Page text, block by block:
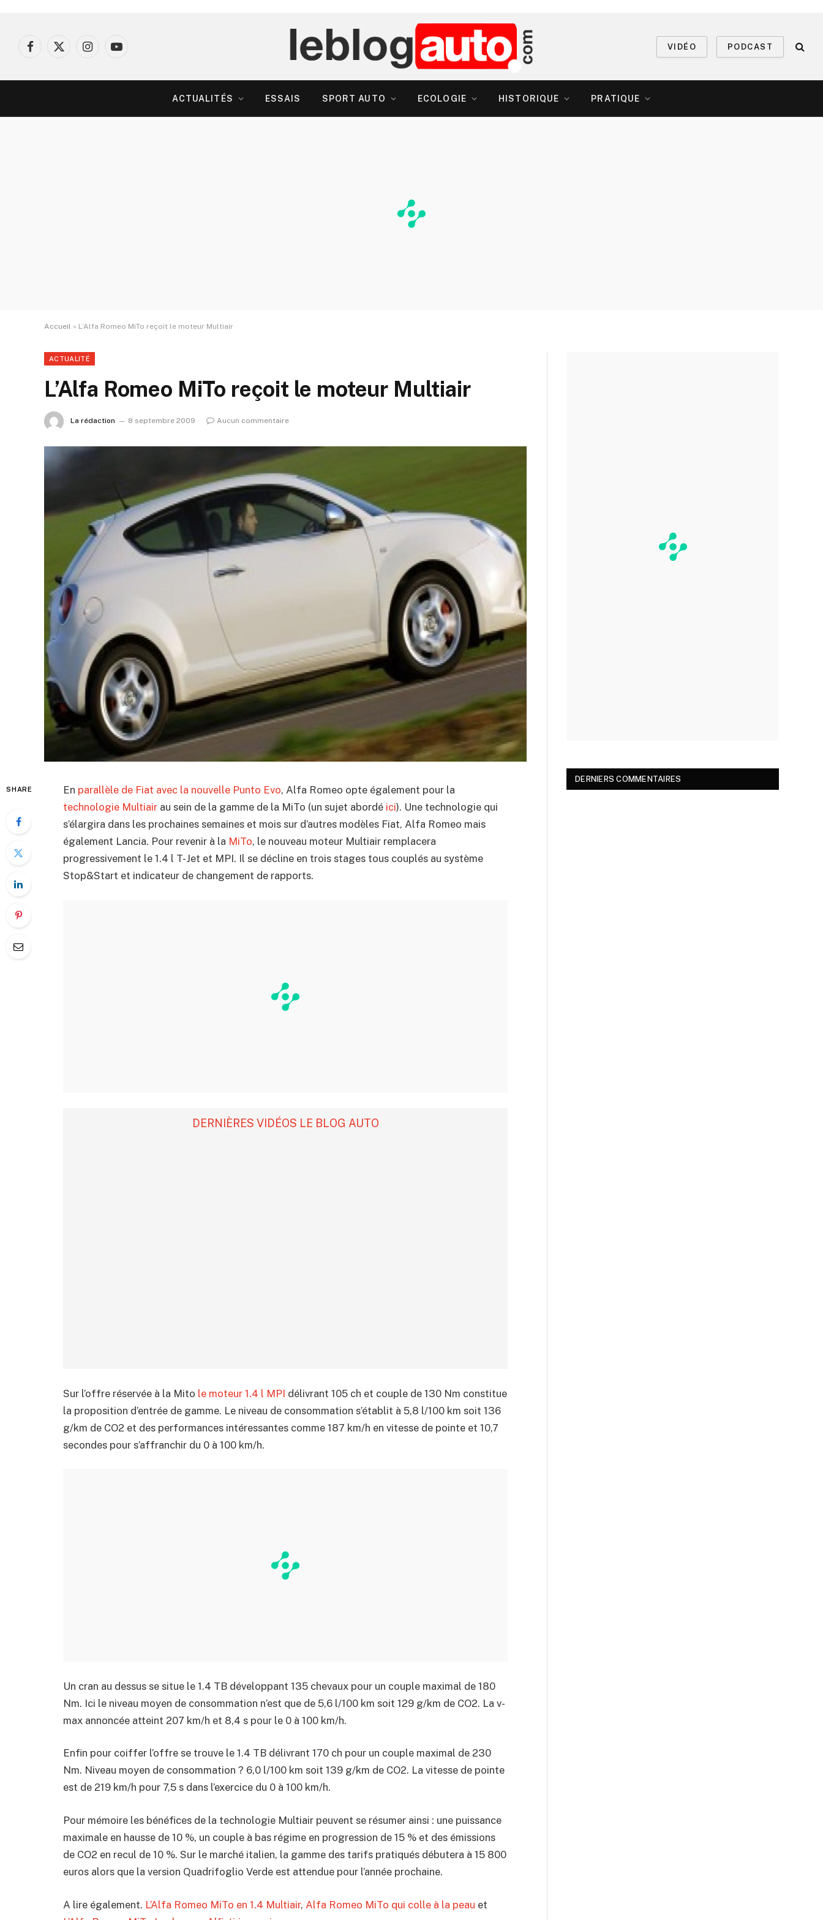
Facebook
X
InstagramYouTube
VIDÉO PODCAST
ACTUALITÉS ESSAIS SPORT AUTO ECOLOGIE HISTORIQUE PRATIQUE
Accueil » L’Alfa Romeo MiTo reçoit le moteur Multiair
ACTUALITÉ
L’Alfa Romeo MiTo reçoit le moteur Multiair
La rédaction 8 septembre 2009 Aucun commentaire
SHARE En parallèle de Fiat avec la nouvelle Punto Evo, Alfa Romeo opte également pour la
technologie Multiair au sein de la gamme de la MiTo (un sujet abordé ici). Une technologie qui
s’élargira dans les prochaines semaines et mois sur d’autres modèles Fiat, Alfa Romeo mais
également Lancia. Pour revenir à la MiTo, le nouveau moteur Multiair remplacera
progressivement le 1.4 l T-Jet et MPI. Il se décline en trois stages tous couplés au système
Stop&Start et indicateur de changement de rapports.
DERNIÈRES VIDÉOS LE BLOG AUTO
Sur l’offre réservée à la Mito le moteur 1.4 l MPI délivrant 105 ch et couple de 130 Nm constitue
la proposition d’entrée de gamme. Le niveau de consommation s’établit à 5,8 l/100 km soit 136
g/km de CO2 et des performances intéressantes comme 187 km/h en vitesse de pointe et 10,7
secondes pour s’affranchir du 0 à 100 km/h.
Un cran au dessus se situe le 1.4 TB développant 135 chevaux pour un couple maximal de 180
Nm. Ici le niveau moyen de consommation n’est que de 5,6 l/100 km soit 129 g/km de CO2. La v-
max annoncée atteint 207 km/h et 8,4 s pour le 0 à 100 km/h.
Enfin pour coiffer l’offre se trouve le 1.4 TB délivrant 170 ch pour un couple maximal de 230
Nm. Niveau moyen de consommation ? 6,0 l/100 km soit 139 g/km de CO2. La vitesse de pointe
est de 219 km/h pour 7,5 s dans l’exercice du 0 à 100 km/h.
Pour mémoire les bénéfices de la technologie Multiair peuvent se résumer ainsi : une puissance
maximale en hausse de 10 %, un couple à bas régime en progression de 15 % et des émissions
de CO2 en recul de 10 %. Sur le marché italien, la gamme des tarifs pratiqués débutera à 15 800
euros alors que la version Quadrifoglio Verde est attendue pour l’année prochaine.
A lire également. L’Alfa Romeo MiTo en 1.4 Multiair, Alfa Romeo MiTo qui colle à la peau et
DERNIERS COMMENTAIRES